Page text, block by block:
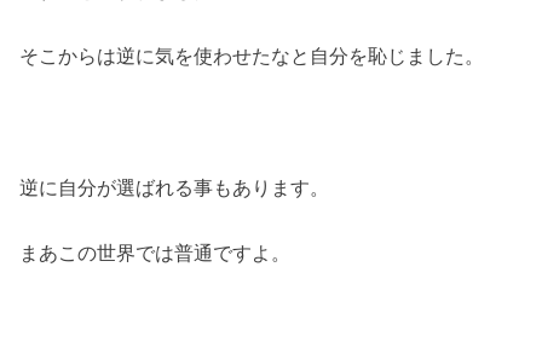
そこからは逆に気を使わせたなと自分を恥じました。
逆に自分が選ばれる事もあります。
まあこの世界では普通ですよ。